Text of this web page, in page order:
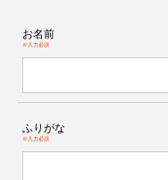
お名前
※入力必須
ふりがな
※入力必須